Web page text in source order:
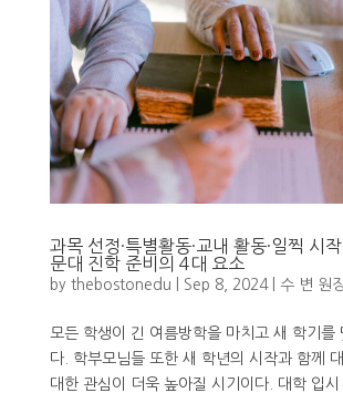
과목 선정·특별활동·교내 활동·일찍 시
문대 진학 준비의 4대 요소
by thebostonedu Sep 8, 2024| 수 변 원
모든 학생이 긴 여름방학을 마치고 새 학기를
다. 학부모님들 또한 새 학년의 시작과 함께
대한 관심이 더욱 높아질 시기이다. 대학 입